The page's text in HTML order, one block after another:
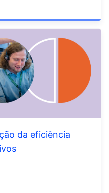
da eficiência